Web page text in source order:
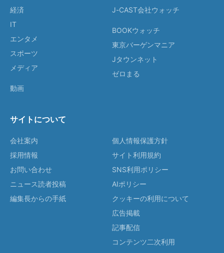
経済
IT
エンタメ
スポーツ
メディア
動画
J-CAST会社ウォッチ
BOOKウォッチ
東京バーゲンマニア
Jタウンネット
ゼロまる
サイトについて
会社案内
採用情報
お問い合わせ
ニュース読者投稿
編集長からの手紙
個人情報保護方針
サイト利用規約
SNS利用ポリシー
AIポリシー
クッキーの利用について
広告掲載
記事配信
コンテンツ二次利用